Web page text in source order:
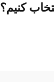
کنیم؟